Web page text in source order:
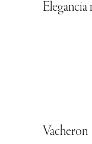
Elegancia
Vacheron